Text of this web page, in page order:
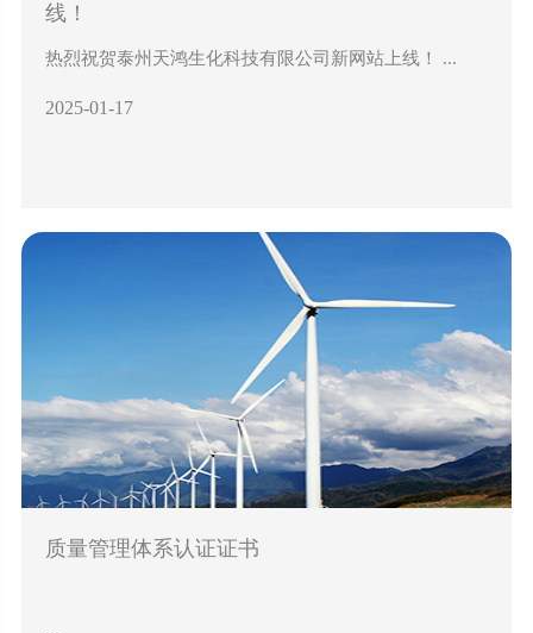
线！
热烈祝贺泰州天鸿生化科技有限公司新网站上线！ ...
2025-01-17
质量管理体系认证证书